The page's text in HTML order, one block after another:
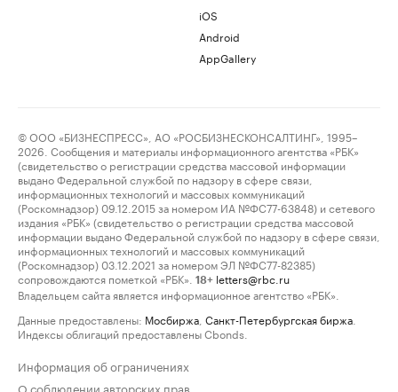
iOS
Android
AppGallery
© ООО «БИЗНЕСПРЕСС», АО «РОСБИЗНЕСКОНСАЛТИНГ», 1995–
2026. Сообщения и материалы информационного агентства «РБК»
(свидетельство о регистрации средства массовой информации
выдано Федеральной службой по надзору в сфере связи,
информационных технологий и массовых коммуникаций
(Роскомнадзор) 09.12.2015 за номером ИА №ФС77-63848) и сетевого
издания «РБК» (свидетельство о регистрации средства массовой
информации выдано Федеральной службой по надзору в сфере связи,
информационных технологий и массовых коммуникаций
(Роскомнадзор) 03.12.2021 за номером ЭЛ №ФС77-82385)
сопровождаются пометкой «РБК».
18+ letters@rbc.ru
Владельцем сайта является информационное агентство «РБК».
Данные предоставлены: Мосбиржа Санкт-Петербургская биржа
Индексы облигаций предоставлены Cbonds.
Информация об ограничениях
О соблюдении авторских прав